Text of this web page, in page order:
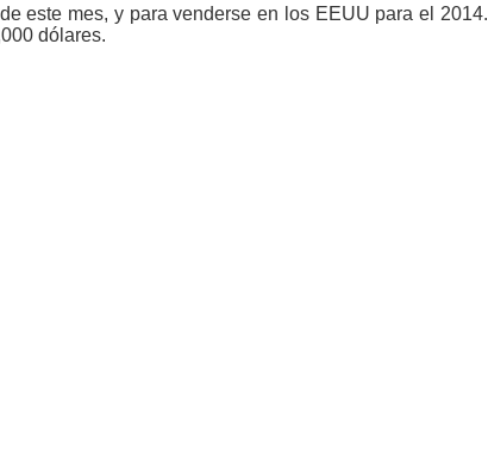
este mes, y para venderse en los EEUU para el 2014.
dólares.